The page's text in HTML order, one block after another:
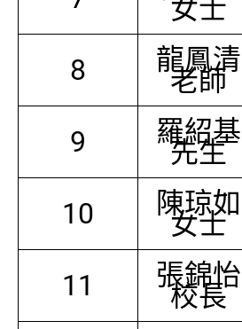
女士
8 龍鳳清
老師
9 羅紹基
先生
10 陳琼如
女士
11 張錦怡
校長